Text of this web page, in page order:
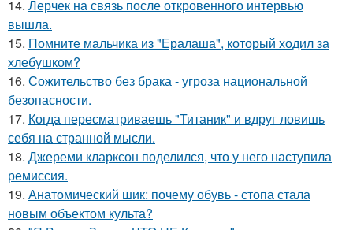
14. Лерчек на связь после откровенного интервью
вышла.
15. Помните мальчика из "Ералаша", который ходил за
хлебушком?
16. Сожительство без брака - угроза национальной
безопасности.
17. Когда пересматриваешь "Титаник" и вдруг ловишь
себя на странной мысли.
18. Джереми кларксон поделился, что у него наступила
ремиссия.
19. Анатомический шик: почему обувь - стопа стала
новым объектом культа?